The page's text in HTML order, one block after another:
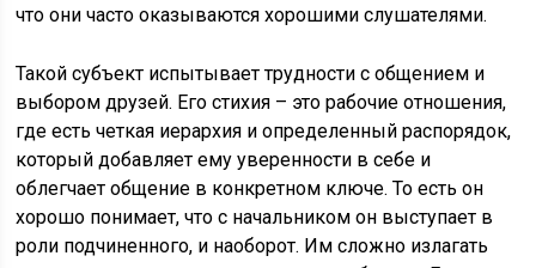
что они часто оказываются хорошими слушателями.
Такой субъект испытывает трудности с общением и
выбором друзей. Его стихия – это рабочие отношения,
где есть четкая иерархия и определенный распорядок,
который добавляет ему уверенности в себе и
облегчает общение в конкретном ключе. То есть он
хорошо понимает, что с начальником он выступает в
роли подчиненного, и наоборот. Им сложно излагать